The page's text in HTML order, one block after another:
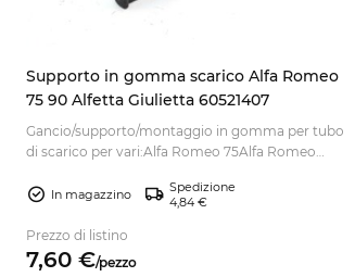
Supporto in gomma scarico Alfa Romeo
75 90 Alfetta Giulietta 60521407
Gancio/supporto/montaggio in gomma per tubo
di scarico per vari:Alfa Romeo 75Alfa Romeo
In magazzino
Spedizione
4,84 €
Prezzo di listino
7,60 €/pezzo